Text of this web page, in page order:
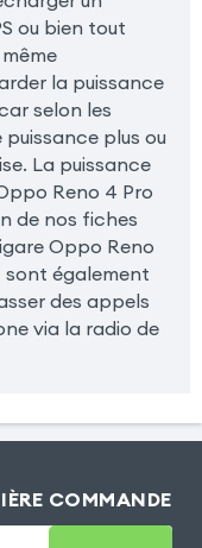
ou bien tout
la puissance
selon les
plus ou
La puissance
Reno 4 Pro
de nos fiches
Oppo Reno
sont également
des appels
via la radio de
COMMANDE